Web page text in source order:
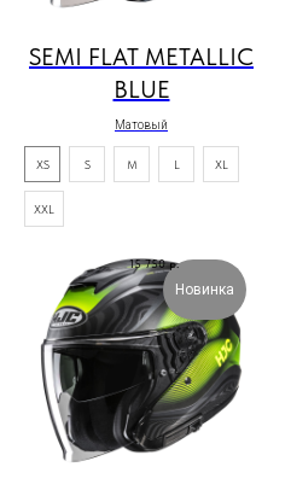
SEMI FLAT METALLIC
BLUE
Матовый
15 750 р.
XS S M L XL
XXL
Новинка